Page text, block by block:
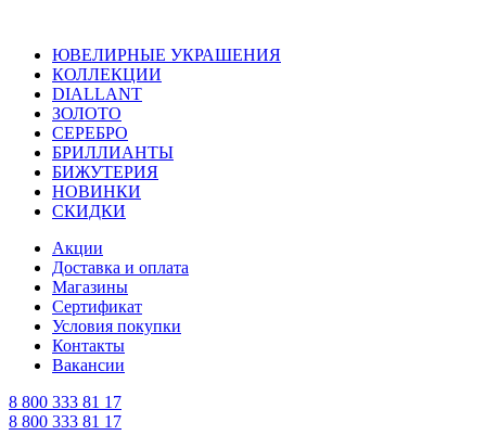
ЮВЕЛИРНЫЕ УКРАШЕНИЯ
КОЛЛЕКЦИИ
DIALLANT
ЗОЛОТО
СЕРЕБРО
БРИЛЛИАНТЫ
БИЖУТЕРИЯ
НОВИНКИ
СКИДКИ
Акции
Доставка и оплата
Магазины
Сертификат
Условия покупки
Контакты
Вакансии
8 800 333 81 17
8 800 333 81 17